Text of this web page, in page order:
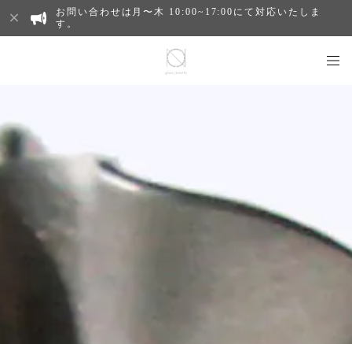
お問い合わせは月〜木 10:00~17:00にて対応いたしま
す。